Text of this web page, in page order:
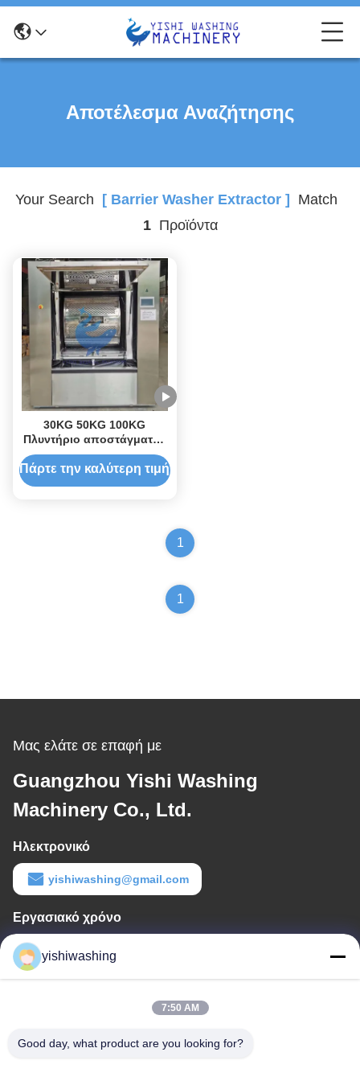
Αποτέλεσμα Αναζήτησης
Your Search [ Barrier Washer Extractor ]
Match
1Προϊόντα
30KG 50KG 100KG
Πλυντήριο αποστάγματος
πλυντηρίου αποστάγματος
αποστάγματος πλυντηρίου
Πάρτε την καλύτερη τιμή
1
1
Μας ελάτε σε επαφή με
Guangzhou Yishi Washing
Machinery Co., Ltd.
Ηλεκτρονικό
yishiwashing@gmail.com
Εργασιακό χρόνο
9:00-18:00
Η διεύθυνσή μας
Διεύθυνση επιχείρησης
yishiwashing
7:50 AM
Good day, what product are you looking for?